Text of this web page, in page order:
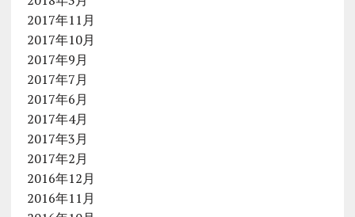
2017年11月
2017年10月
2017年9月
2017年7月
2017年6月
2017年4月
2017年3月
2017年2月
2016年12月
2016年11月